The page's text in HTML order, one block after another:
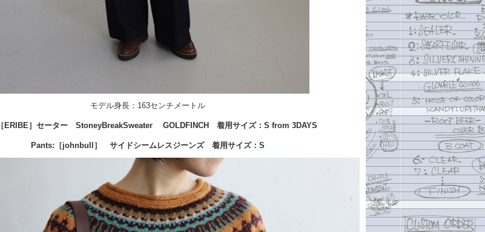
モデル身長：163センチメートル
［ERIBE］セーター StoneyBreakSweater GOLDFINCH 着用サイズ：S from 3DAYS
Pants: ［johnbull］ サイドシームレスジーンズ着用サイズ：S